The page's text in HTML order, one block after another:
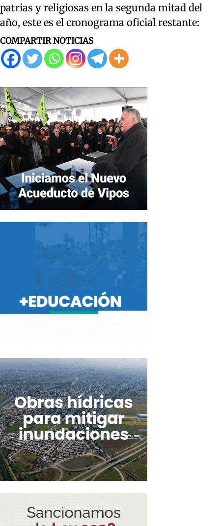
patrias y religiosas en la segunda mitad del
año, este es el cronograma oficial restante:
COMPARTIR NOTICIAS